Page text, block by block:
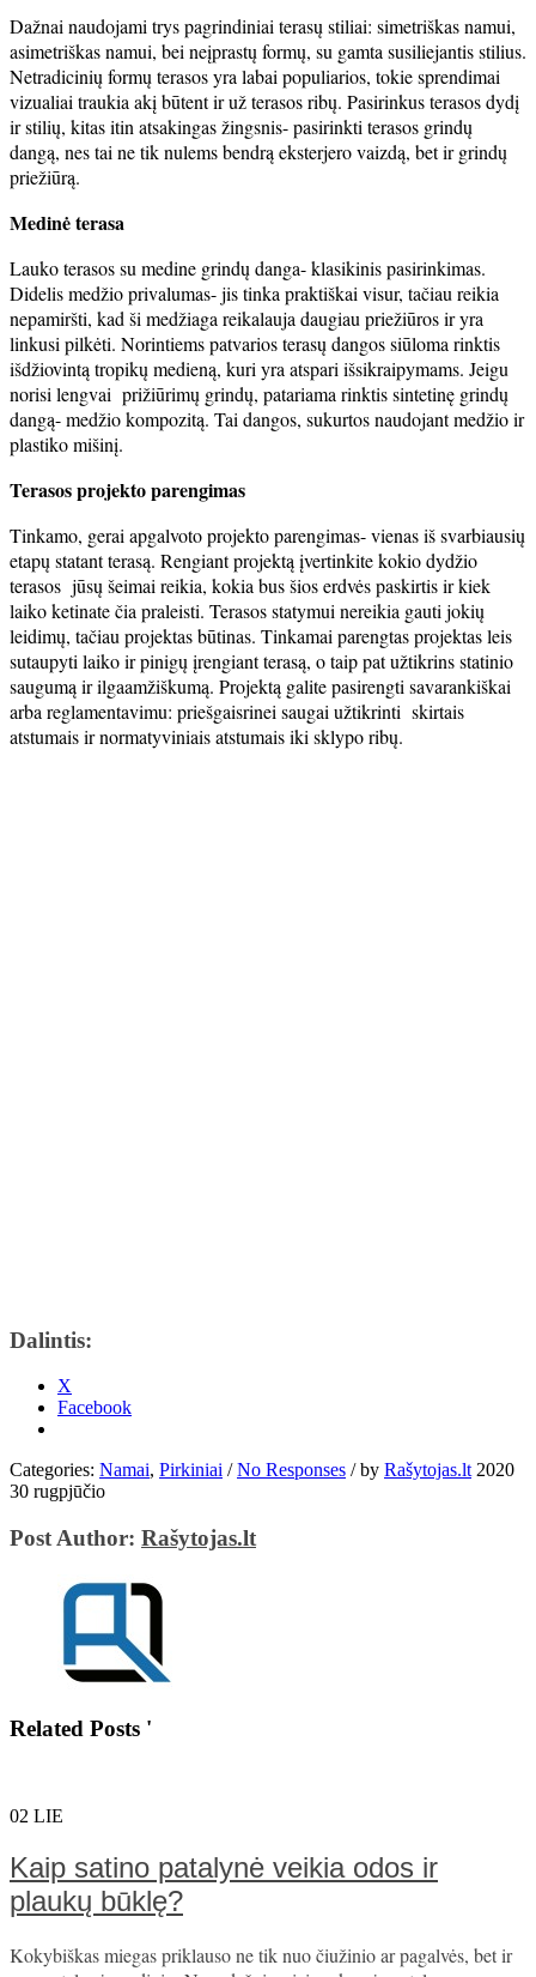
Dažnai naudojami trys pagrindiniai terasų stiliai: simetriškas namui,
asimetriškas namui, bei neįprastų formų, su gamta susiliejantis stilius.
Netradicinių formų terasos yra labai populiarios, tokie sprendimai
vizualiai traukia akį būtent ir už terasos ribų. Pasirinkus terasos dydį
ir stilių, kitas itin atsakingas žingsnis- pasirinkti terasos grindų
dangą, nes tai ne tik nulems bendrą eksterjero vaizdą, bet ir grindų
priežiūrą.
Medinė terasa
Lauko terasos su medine grindų danga- klasikinis pasirinkimas.
Didelis medžio privalumas- jis tinka praktiškai visur, tačiau reikia
nepamiršti, kad ši medžiaga reikalauja daugiau priežiūros ir yra
linkusi pilkėti. Norintiems patvarios terasų dangos siūloma rinktis
išdžiovintą tropikų medieną, kuri yra atspari išsikraipymams. Jeigu
norisi lengvai prižiūrimų grindų, patariama rinktis sintetinę grindų
dangą- medžio kompozitą. Tai dangos, sukurtos naudojant medžio ir
plastiko mišinį.
Terasos projekto parengimas
Tinkamo, gerai apgalvoto projekto parengimas- vienas iš svarbiausių
etapų statant terasą. Rengiant projektą įvertinkite kokio dydžio
terasos jūsų šeimai reikia, kokia bus šios erdvės paskirtis ir kiek
laiko ketinate čia praleisti. Terasos statymui nereikia gauti jokių
leidimų, tačiau projektas būtinas. Tinkamai parengtas projektas leis
sutaupyti laiko ir pinigų įrengiant terasą, o taip pat užtikrins statinio
saugumą ir ilgaamžiškumą. Projektą galite pasirengti savarankiškai
arba reglamentavimu: priešgaisrinei saugai užtikrinti skirtais
atstumais ir normatyviniais atstumais iki sklypo ribų.
Dalintis:
X
Facebook
Categories: Namai, Pirkiniai / No Responses /by Rašytojas.lt 2020
30 rugpjūčio
Post Author: Rašytojas.lt
Related Posts '
02 LIE
Kaip satino patalynė veikia odos ir
plaukų būklę?
Kokybiškas miegas priklauso ne tik nuo čiužinio ar pagalvės, bet ir